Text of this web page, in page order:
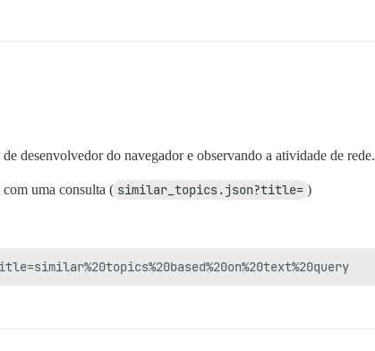
desenvolvedor do navegador e observando a atividade de rede.
uma consulta ( similar_topics.json?title= )